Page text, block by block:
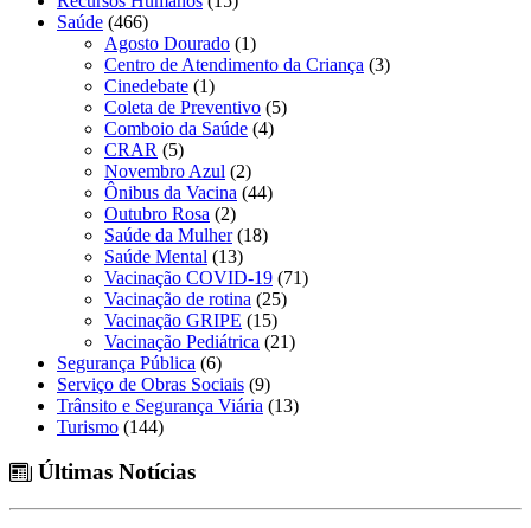
Saúde (466)
Agosto Dourado (1)
Centro de Atendimento da Criança (3)
Cinedebate (1)
Coleta de Preventivo (5)
Comboio da Saúde (4)
CRAR (5)
Novembro Azul (2)
Ônibus da Vacina (44)
Outubro Rosa (2)
Saúde da Mulher(18)
Saúde Mental (13)
Vacinação COVID-19 (71)
Vacinação de rotina (25)
Vacinação GRIPE (15)
Vacinação Pediátrica (21)
Segurança Pública (6)
Serviço de Obras Sociais (9)
Trânsito e Segurança Viária (13)
Turismo (144)
Últimas Notícias